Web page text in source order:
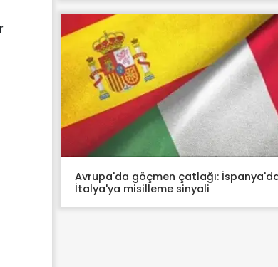
Avrupa'da göçmen çatlağı:
İtalya'ya misilleme sinyali